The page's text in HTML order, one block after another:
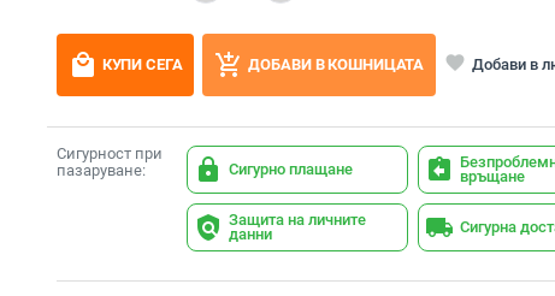
local_mall КУПИ СЕГА add_shopping_cart ДОБАВИ В КОШНИЦАТА favorite Добави в
Сигурност при
пазаруване:
lock Сигурно плащане assignment_return връщане
policy Защита на личните
данни
local_shipping Сигурна